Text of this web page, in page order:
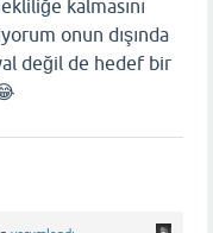
kalmasını
onun dışında
değil de hedef bir